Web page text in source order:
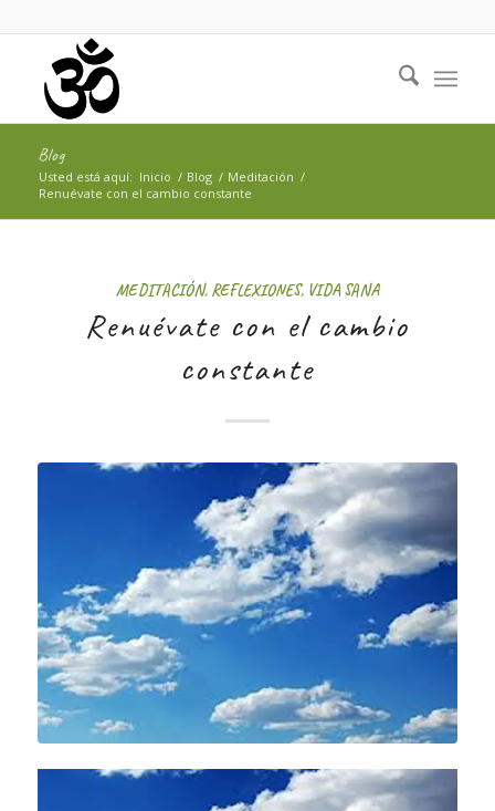
Blog
Usted está aquí: Inicio / Blog / Meditación /
Renuévate con el cambio constante
MEDITACIÓN, REFLEXIONES, VIDA SANA
Renuévate con el cambio
constante